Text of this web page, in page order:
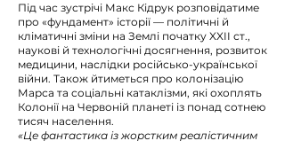
Під час зустрічі Макс Кідрук розповідатиме
про «фундамент» історії — політичні й
кліматичні зміни на Землі початку XXII ст.,
наукові й технологічні досягнення, розвиток
медицини, наслідки російсько-української
війни. Також йтиметься про колонізацію
Марса та соціальні катаклізми, які охоплять
Колонії на Червоній планеті із понад сотнею
тисяч населення.
«Це фантастика із жорстким реалістичним